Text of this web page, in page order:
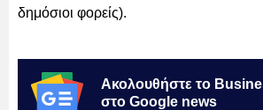
δημόσιοι φορείς).
Ακολουθήστε το
στο Google news